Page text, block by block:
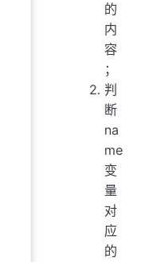
的
内
容
；
判
断
na
me
变
量
对
应
的